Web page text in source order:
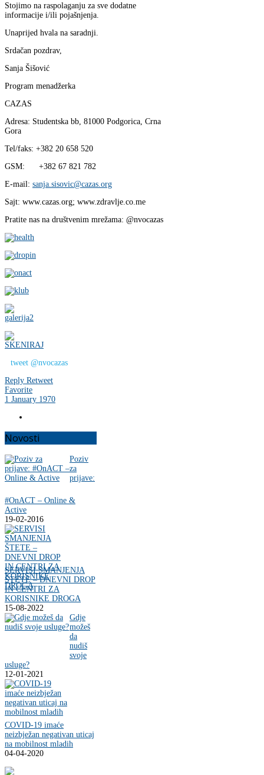
Stojimo na raspolaganju za sve dodatne
informacije i/ili pojašnjenja.
Unaprijed hvala na saradnji.
Srdačan pozdrav,
Sanja Šišović
Program menadžerka
CAZAS
Adresa: Studentska bb, 81000 Podgorica, Crna
Gora
Tel/faks: +382 20 658 520
GSM: +382 67 821 782
E-mail: sanja.sisovic@cazas.org
Sajt: www.cazas.org; www.zdravlje.co.me
Pratite nas na društvenim mrežama: @nvocazas
tweet @nvocazas
Reply Retweet
Favorite
1 January 1970
Novosti
Poziv
za
prijave:
#OnACT – Online &
Active
19-02-2016
SERVISI SMANJENJA
ŠTETE – DNEVNI DROP
IN CENTRI ZA
KORISNIKE DROGA
15-08-2022
Gdje
možeš
da
nudiš
svoje
usluge?
12-01-2021
COVID-19 imaće
neizbježan negativan uticaj
na mobilnost mladih
04-04-2020